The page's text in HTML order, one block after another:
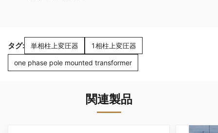
タグ: 単相柱上変圧器 1相柱上変圧器
one phase pole mounted transformer
関連製品